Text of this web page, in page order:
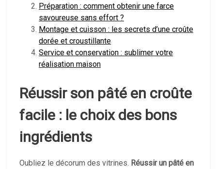
Préparation : comment obtenir une farce
savoureuse sans effort ?
Montage et cuisson : les secrets d’une croûte
dorée et croustillante
Service et conservation : sublimer votre
réalisation maison
Réussir son pâté en croûte
facile : le choix des bons
ingrédients
Oubliez le décorum des vitrines. Réussir un pâté en